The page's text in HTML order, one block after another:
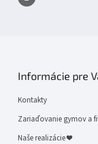
Informácie pre
Kontakty
Zariaďovanie gymov a
Naše realizácie ❤